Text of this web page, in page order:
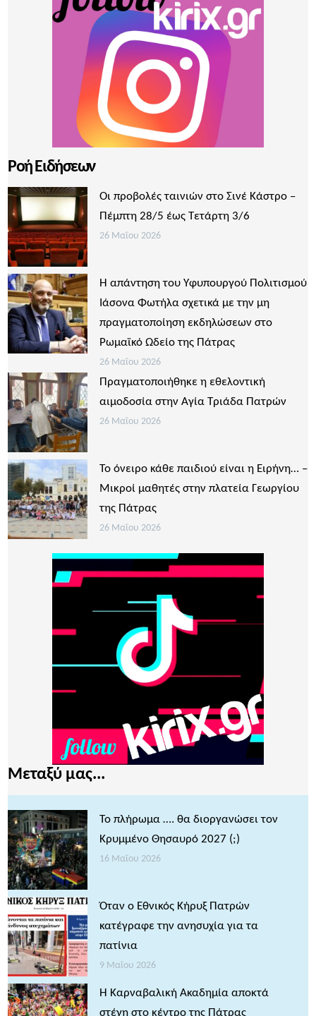
Ροή Ειδήσεων
Οι προβολές ταινιών στο Σινέ Κάστρο –
Πέμπτη 28/5 έως Τετάρτη 3/6
26 Μαΐου 2026
Η απάντηση του Υφυπουργού Πολιτισμού
Ιάσονα Φωτήλα σχετικά με την μη
πραγματοποίηση εκδηλώσεων στο
Ρωμαϊκό Ωδείο της Πάτρας
26 Μαΐου 2026
Πραγματοποιήθηκε η εθελοντική
αιμοδοσία στην Αγία Τριάδα Πατρών
26 Μαΐου 2026
Το όνειρο κάθε παιδιού είναι η Ειρήνη… –
Μικροί μαθητές στην πλατεία Γεωργίου
της Πάτρας
26 Μαΐου 2026
Μεταξύ μας...
Το πλήρωμα …. θα διοργανώσει τον
Κρυμμένο Θησαυρό 2027 (;)
16 Μαΐου 2026
Όταν ο Εθνικός Κήρυξ Πατρών
κατέγραφε την ανησυχία για τα
πατίνια
9 Μαΐου 2026
Η Καρναβαλική Ακαδημία αποκτά
στέγη στο κέντρο της Πάτρας